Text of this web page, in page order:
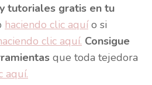
tutoriales gratis en tu
haciendo clic aquío si
clic aquí. Consigue
que toda tejedora
aquí.